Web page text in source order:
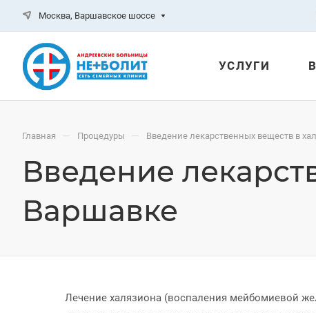
Москва, Варшавское шоссе
УСЛУГИ
Главная — Процедуры — Введение лекарственных веществ в
Введение
Варшавке
Лечение халязиона (воспаления мейбомиевой